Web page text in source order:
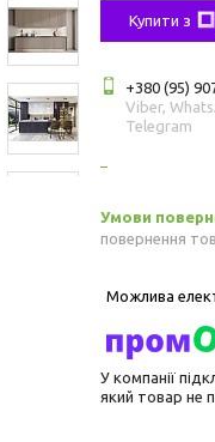
Купити з
+380 (95)
Viber,
Telegram
повернення
У компанії
який товар не